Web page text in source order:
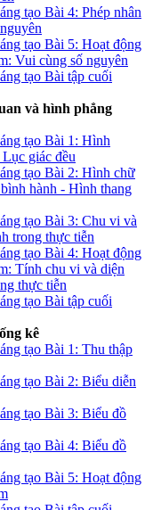
tạo Bài 4: Phép nhân
tạo Bài 5: Hoạt động
Vui cùng số nguyên
tạo Bài tập cuối
và hình phẳng
tạo Bài 1: Hình
giác đều
tạo Bài 2: Hình chữ
hành - Hình thang
tạo Bài 3: Chu vi và
trong thực tiễn
tạo Bài 4: Hoạt động
Tính chu vi và diện
thực tiễn
tạo Bài tập cuối
kê
tạo Bài 1: Thu thập
tạo Bài 2: Biểu diễn
tạo Bài 3: Biểu đồ
tạo Bài 4: Biểu đồ
tạo Bài 5: Hoạt động